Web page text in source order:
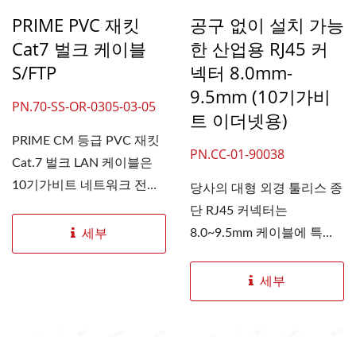
PRIME PVC 재킷
Cat7 벌크 케이블
S/FTP
PN.70-SS-OR-0305-03-05
PRIME CM 등급 PVC 재킷
Cat.7 벌크 LAN 케이블은
10기가비트 네트워크 전송
세부
공구 없이 설치 가능
한 산업용 RJ45 커
넥터 8.0mm-
9.5mm (10기가비
트 이더넷용)
PN.CC-01-90038
당사의 대형 외경 툴리스 종
단 RJ45 커넥터는
8.0~9.5mm 케이블에 특화
세부